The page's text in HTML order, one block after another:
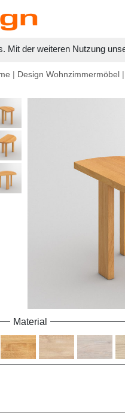
Mit der weiteren Nutzung
| Design Wohnzimmermöbel
Material